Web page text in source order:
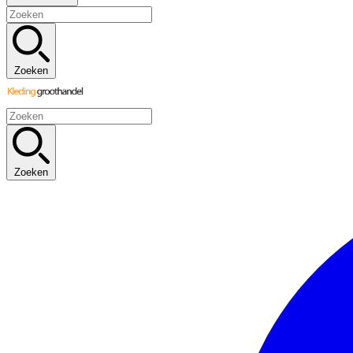
Zoeken
Zoeken